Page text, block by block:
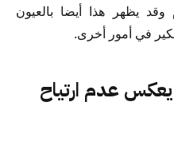
يظهر هذا أيضا بالعيون
في أمور أخرى.
يعكس عدم ارتياح